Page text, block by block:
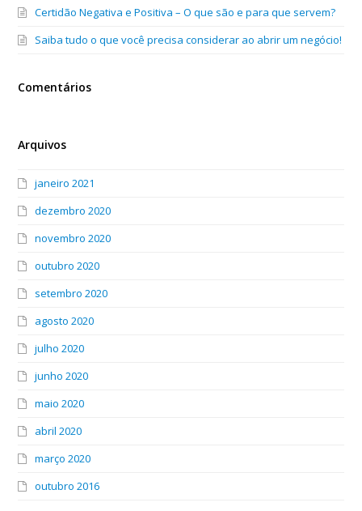
Certidão Negativa e Positiva – O que são e para que servem?
Saiba tudo o que você precisa considerar ao abrir um negócio!
Comentários
Arquivos
janeiro 2021
dezembro 2020
novembro 2020
outubro 2020
setembro 2020
agosto 2020
julho 2020
junho 2020
maio 2020
abril 2020
março 2020
outubro 2016